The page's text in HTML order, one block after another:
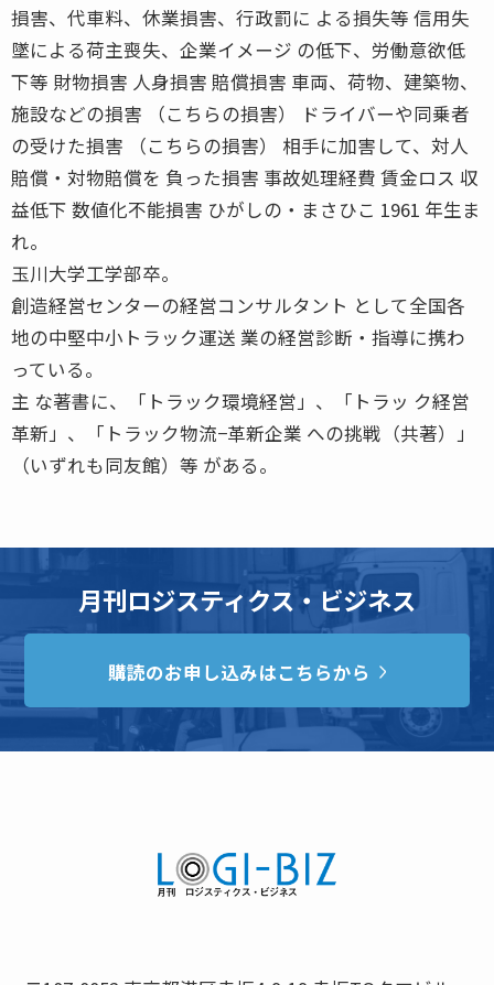
損害、代車料、休業損害、行政罰に よる損失等 信用失
墜による荷主喪失、企業イメージ の低下、労働意欲低
下等 財物損害 人身損害 賠償損害 車両、荷物、建築物、
施設などの損害 （こちらの損害） ドライバーや同乗者
の受けた損害 （こちらの損害） 相手に加害して、対人
賠償・対物賠償を 負った損害 事故処理経費 賃金ロス 収
益低下 数値化不能損害 ひがしの・まさひこ 1961 年生ま
れ。
玉川大学工学部卒。
創造経営センターの経営コンサルタント として全国各
地の中堅中小トラック運送 業の経営診断・指導に携わ
っている。
主 な著書に、「トラック環境経営」、「トラッ ク経営
革新」、「トラック物流−革新企業 への挑戦（共著）」
（いずれも同友館）等 がある。
月刊ロジスティクス・ビジネス
購読のお申し込みはこちらから